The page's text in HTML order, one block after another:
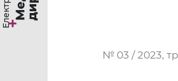
№ 03 / 2023,